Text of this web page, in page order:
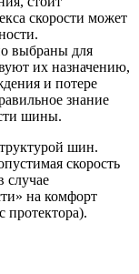
скорости может
выбраны для
их назначению,
и потере
знание
шины.
шин.
скорость
случае
на комфорт
протектора).